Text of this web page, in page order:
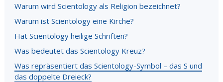
Warum wird Scientology als Religion bezeichnet?
Warum ist Scientology eine Kirche?
Hat Scientology heilige Schriften?
Was bedeutet das Scientology Kreuz?
Was repräsentiert das Scientology-Symbol – das S und
das doppelte Dreieck?